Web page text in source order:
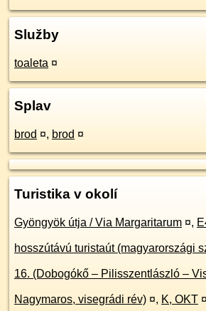
Služby
toaleta ¤
Splav
brod ¤, brod ¤
Turistika v okolí
Gyöngyök útja / Via Margaritarum ¤,
hosszútávú turistaút (magyarországi
16. (Dobogókő – Pilisszentlászló –
Nagymaros, visegrádi rév) ¤, K, OKT ¤